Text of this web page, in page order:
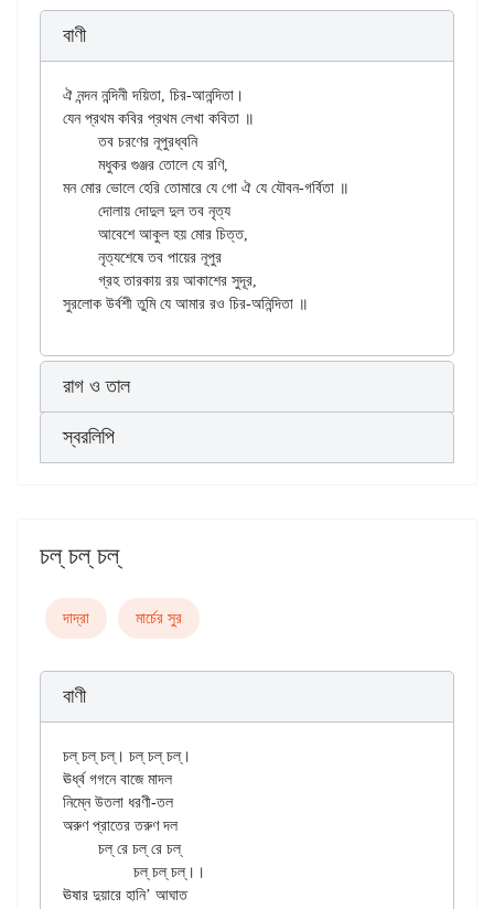
বাণী
ঐ নন্দন নন্দিনী দয়িতা, চির-আনন্দিতা।
যেন প্রথম কবির প্রথম লেখা কবিতা ॥
	তব চরণের নূপুরধ্বনি
মন মোর ভোলে হেরি তোমারে যে গো ঐ যে যৌবন-গর্বিতা ॥
রাগ ও তাল
স্বরলিপি
চল্‌ চল্ চল্
দাদ্‌রা মার্চের সুর
বাণী
চল্ চল্ চল্। চল্ চল্ চল্।
ঊর্ধ্ব গগনে বাজে মাদল
নিম্নে উতলা ধরণী-তল
অরুণ প্রাতের তরুণ দল
ঊষার দুয়ারে হানি’ আঘাত